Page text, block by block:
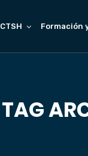
CTSH Formación
TAG